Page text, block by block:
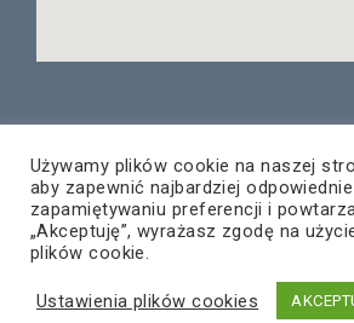
© Copyright 2020 – PNT
Wszelkie prawa zastrzeżone
ZETO-RZESZÓW Sp.
Używamy plików cookie na naszej
aby zapewnić najbardziej
zapamiętywaniu preferencji i
„Akceptuję”, wyrażasz zgodę na
plików cookie.
Ustawienia plików cookies